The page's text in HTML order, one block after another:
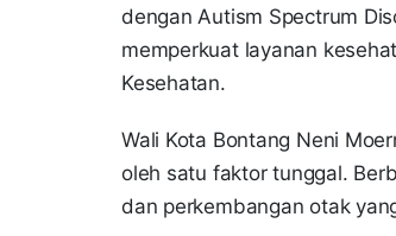
dengan Autism Spectrum
memperkuat layanan
Kesehatan.
Wali Kota Bontang Neni
oleh satu faktor tunggal.
dan perkembangan otak